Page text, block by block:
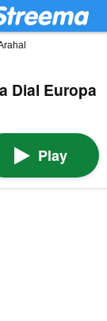
Dial Europa
Play